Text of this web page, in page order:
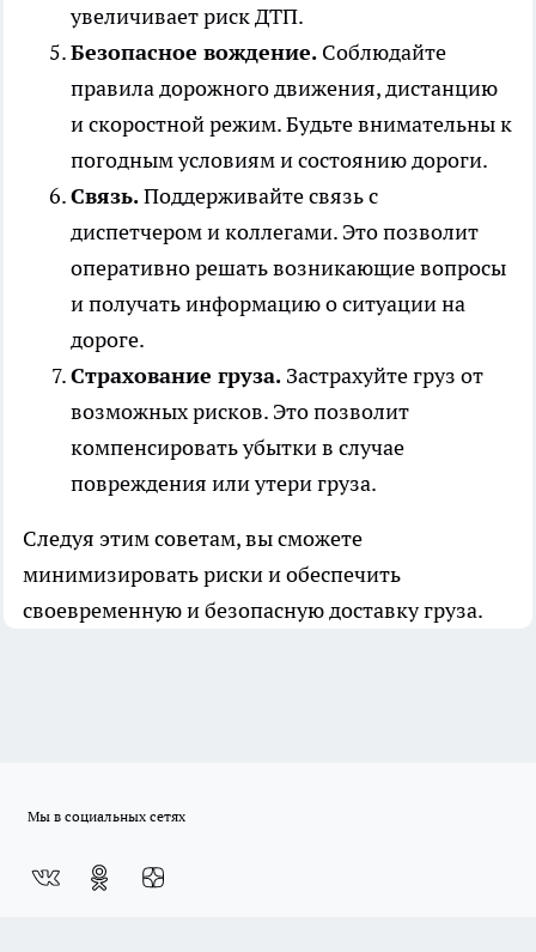
увеличивает риск ДТП.
Безопасное вождение. Соблюдайте
правила дорожного движения, дистанцию
и скоростной режим. Будьте внимательны к
погодным условиям и состоянию дороги.
Связь.Поддерживайте связь с
диспетчером и коллегами. Это позволит
оперативно решать возникающие вопросы
и получать информацию о ситуации на
дороге.
Страхование груза. Застрахуйте груз от
возможных рисков. Это позволит
компенсировать убытки в случае
повреждения или утери груза.
Следуя этим советам, вы сможете
минимизировать риски и обеспечить
своевременную и безопасную доставку груза.
Мы в социальных сетях